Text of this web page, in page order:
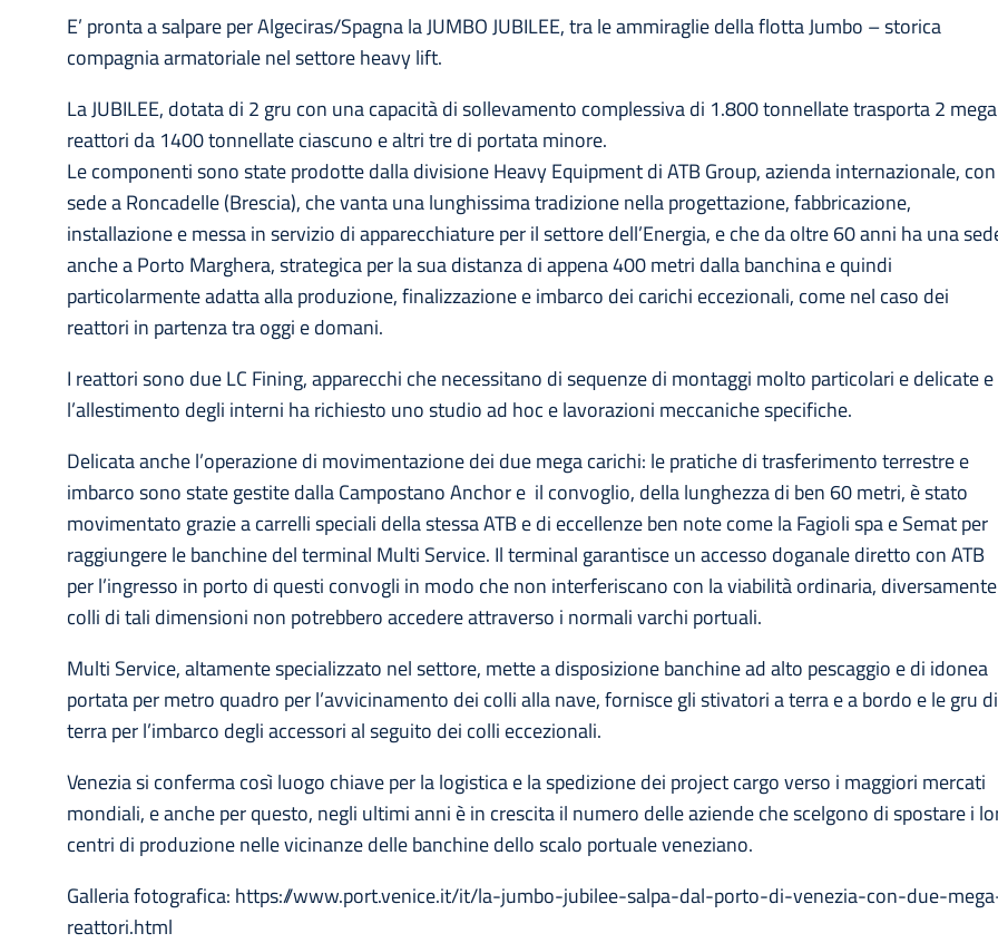
E’ pronta a salpare per Algeciras/Spagna la JUMBO JUBILEE, tra le ammiraglie della flotta Jumbo – storica
compagnia armatoriale nel settore heavy lift.
La JUBILEE, dotata di 2 gru con una capacità di sollevamento complessiva di 1.800 tonnellate trasporta 2 mega
reattori da 1400 tonnellate ciascuno e altri tre di portata minore.
Le componenti sono state prodotte dalla divisione Heavy Equipment di ATB Group, azienda internazionale, con
sede a Roncadelle (Brescia), che vanta una lunghissima tradizione nella progettazione, fabbricazione,
installazione e messa in servizio di apparecchiature per il settore dell’Energia, e che da oltre 60 anni ha una
anche a Porto Marghera, strategica per la sua distanza di appena 400 metri dalla banchina e quindi
particolarmente adatta alla produzione, finalizzazione e imbarco dei carichi eccezionali, come nel caso dei
reattori in partenza tra oggi e domani.
I reattori sono due LC Fining, apparecchi che necessitano di sequenze di montaggi molto particolari e delicate e
l’allestimento degli interni ha richiesto uno studio ad hoc e lavorazioni meccaniche specifiche.
Delicata anche l’operazione di movimentazione dei due mega carichi: le pratiche di trasferimento terrestre e
imbarco sono state gestite dalla Campostano Anchor e il convoglio, della lunghezza di ben 60 metri, è stato
movimentato grazie a carrelli speciali della stessa ATB e di eccellenze ben note come la Fagioli spa e Semat per
raggiungere le banchine del terminal Multi Service. Il terminal garantisce un accesso doganale diretto con ATB
per l’ingresso in porto di questi convogli in modo che non interferiscano con la viabilità ordinaria, diversamente
colli di tali dimensioni non potrebbero accedere attraverso i normali varchi portuali.
Multi Service, altamente specializzato nel settore, mette a disposizione banchine ad alto pescaggio e di idonea
portata per metro quadro per l’avvicinamento dei colli alla nave, fornisce gli stivatori a terra e a bordo e le gru di
terra per l’imbarco degli accessori al seguito dei colli eccezionali.
Venezia si conferma così luogo chiave per la logistica e la spedizione dei project cargo verso i maggiori mercati
mondiali, e anche per questo, negli ultimi anni è in crescita il numero delle aziende che scelgono di spostare i
centri di produzione nelle vicinanze delle banchine dello scalo portuale veneziano.
Galleria fotografica: https://www.port.venice.it/it/la-jumbo-jubilee-salpa-dal-porto-di-venezia-con-due-
reattori.html